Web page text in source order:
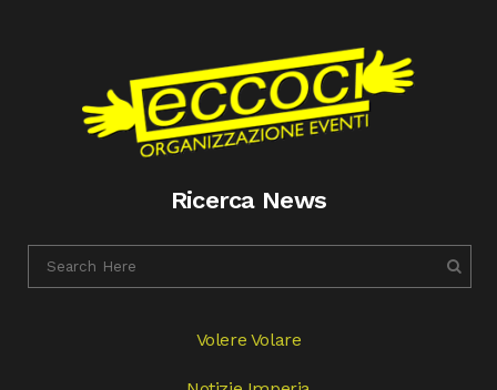
Ricerca News
Volere Volare